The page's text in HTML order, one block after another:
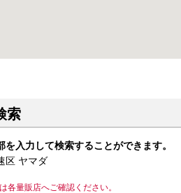
索
入力して検索することができます。
区 ヤマダ
各量販店へご確認ください。